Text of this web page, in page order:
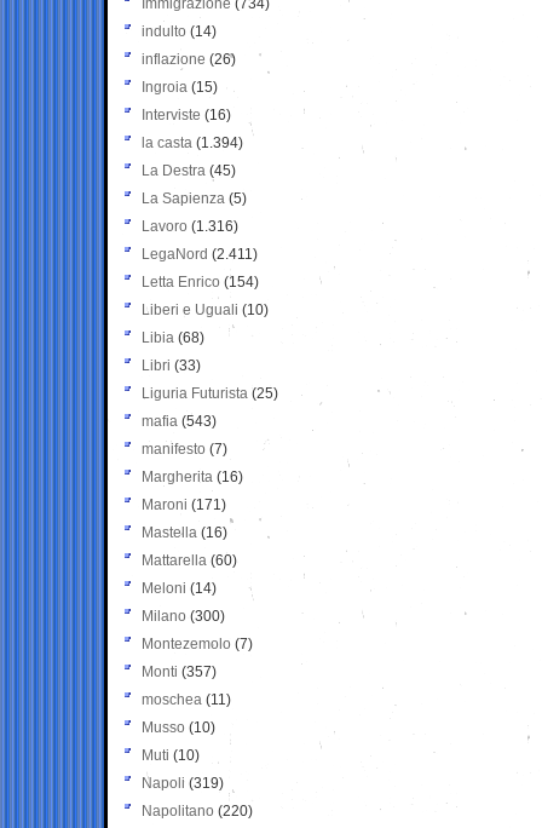
Immigrazione (734)
indulto (14)
inflazione (26)
Ingroia (15)
Interviste (16)
la casta (1.394)
La Destra (45)
La Sapienza (5)
Lavoro (1.316)
LegaNord (2.411)
Letta Enrico (154)
Liberi e Uguali (10)
Libia (68)
Libri (33)
Liguria Futurista (25)
mafia (543)
manifesto (7)
Margherita (16)
Maroni (171)
Mastella (16)
Mattarella (60)
Meloni (14)
Milano (300)
Montezemolo (7)
Monti (357)
moschea (11)
Musso (10)
Muti (10)
Napoli (319)
Napolitano (220)